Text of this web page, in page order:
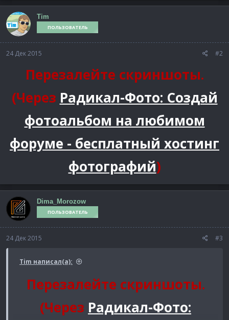
Tim
ПОЛЬЗОВАТЕЛЬ
24 Дек 2015 #2
Перезалейте скриншоты.
(Через Радикал-Фото: Создай
фотоальбом на любимом
форуме - бесплатный хостинг
фотографий)
Dima_Morozow
ПОЛЬЗОВАТЕЛЬ
24 Дек 2015 #3
Tim написал(а):
Перезалейте скриншоты.
(Через Радикал-Фото: